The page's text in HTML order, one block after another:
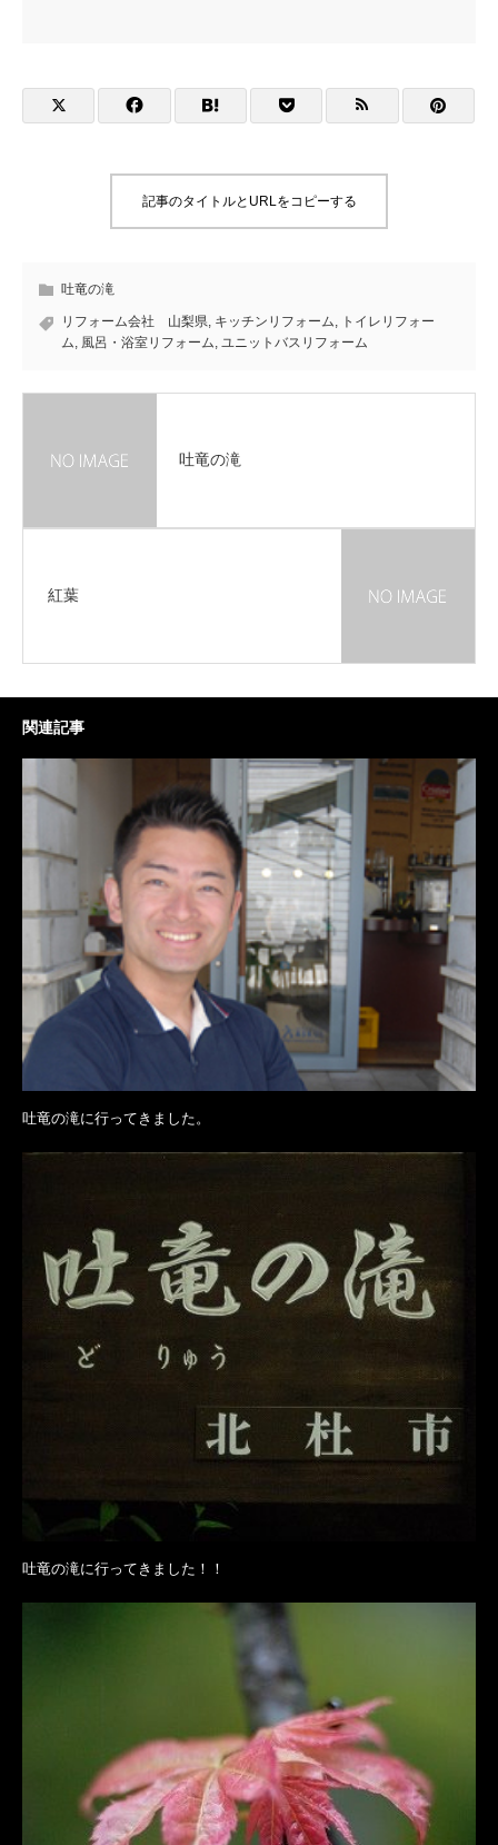
記事のタイトルとURLをコピーする
吐竜の滝
リフォーム会社 山梨県, キッチンリフォーム, トイレリフォー
ム, 風呂・浴室リフォーム, ユニットバスリフォーム
吐竜の滝
紅葉
関連記事
吐竜の滝に行ってきました。
吐竜の滝に行ってきました！！